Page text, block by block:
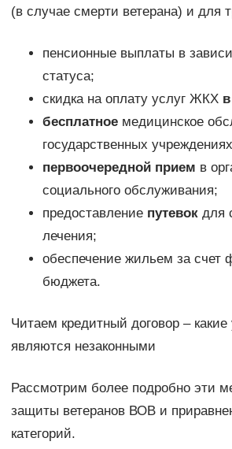
(в случае смерти ветерана) и для
пенсионные выплаты в
статуса;
скидка на оплату услуг ЖКХ
бесплатноемедицинское
государственных
первоочередной прием в
социального обслуживания;
предоставление путевокдля
лечения;
обеспечение жильем за счет
бюджета.
Читаем кредитный договор – какие
являются незаконными
Рассмотрим более подробно эти
защиты ветеранов ВОВ и
категорий.